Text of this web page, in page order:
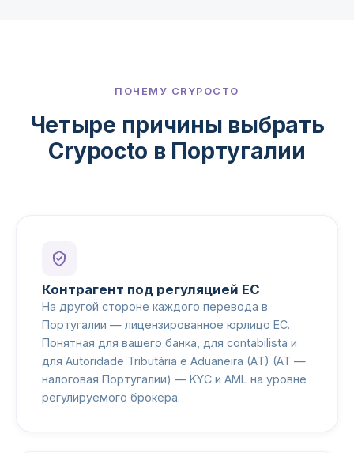
ПОЧЕМУ CRYPOCTO
Четыре причины выбрать
Crypocto в Португалии
Контрагент под регуляцией ЕС
На другой стороне каждого перевода в
Португалии — лицензированное юрлицо ЕС.
Понятная для вашего банка, для contabilista и
для Autoridade Tributária e Aduaneira (AT) (AT —
налоговая Португалии) — KYC и AML на уровне
регулируемого брокера.